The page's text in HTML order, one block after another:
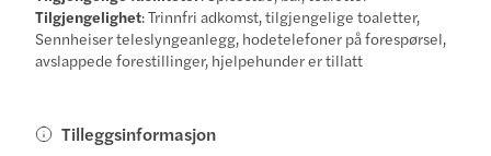
Tilgjengelighet: Trinnfri adkomst, tilgjengelige toaletter,
Sennheiser teleslyngeanlegg, hodetelefoner på forespørsel,
avslappede forestillinger, hjelpehunder er tillatt
Tilleggsinformasjon